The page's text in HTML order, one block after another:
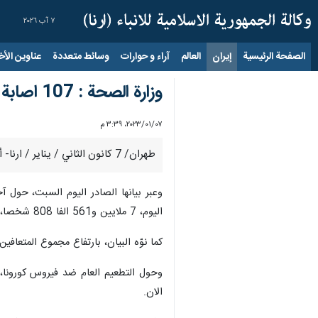
٧ آب ٢٠٢٦
الصفحة الرئيسية إيران العالم آراء و حوارات وسائط متعددة عناوين
وزارة الصحة : 107 اصابة وحالتا وفاة جديدة بكورونا في إيران
٠٧‏/٠١‏/٢٠٢٣، ٣:٣٩ م